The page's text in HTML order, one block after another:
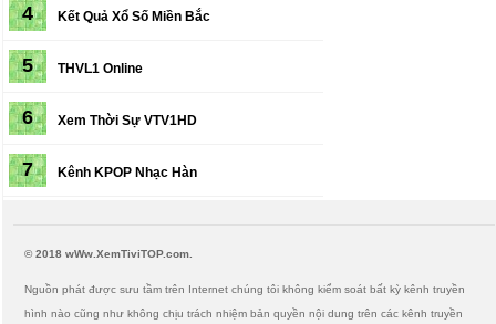
4 Kết Quả Xổ Số Miền Bắc
5 THVL1 Online
6 Xem Thời Sự VTV1HD
7 Kênh KPOP Nhạc Hàn
© 2018 wWw.XemTiviTOP.com.
Nguồn phát được sưu tầm trên Internet chúng tôi không kiểm soát bất kỳ kênh truyền
hình nào cũng như không chịu trách nhiệm bản quyền nội dung trên các kênh truyền